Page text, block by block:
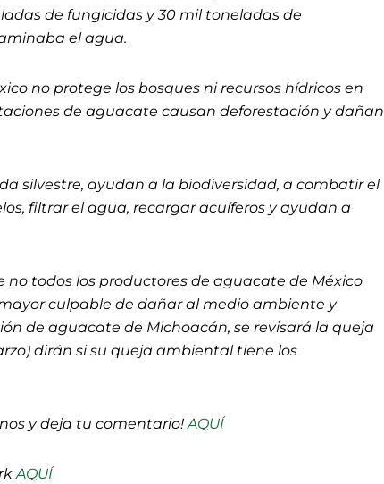
de fungicidas y 30 mil toneladas de
el agua.
no protege los bosques ni recursos hídricos en
de aguacate causan deforestación y dañan
silvestre, ayudan a la biodiversidad, a combatir el
filtrar el agua, recargar acuíferos y ayudan a
no todos los productores de aguacate de México
culpable de dañar al medio ambiente y
de aguacate de Michoacán, se revisará la queja
dirán si su queja ambiental tiene los
y deja tu comentario!AQUÍ
AQUÍ